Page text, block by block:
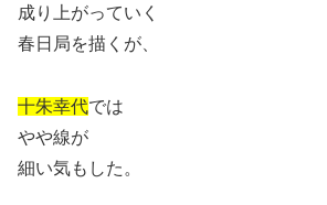
成り上がっていく
春日局を描くが、
十朱幸代では
やや線が
細い気もした。